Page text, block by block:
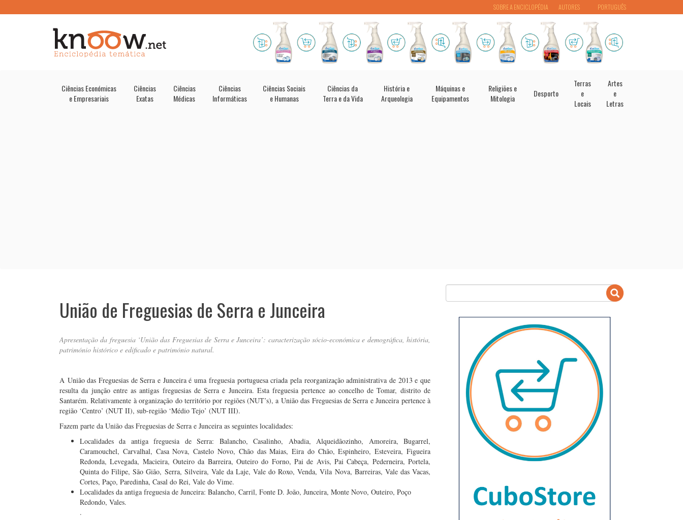
PORTUGUÊS
SOBRE A ENCICLOPÉDIA AUTORES
Ciências Económicas
e Empresariais
Ciências
Exatas
Ciências
Médicas
Ciências
Informáticas
Ciências Sociais
e Humanas
Ciências da
Terra e da Vida
História e
Arqueologia
Máquinas e
Equipamentos
Religiões e
Mitologia
Desporto
Terras
e
Locais
Artes
e
Letras
União de Freguesias de Serra e Junceira
Apresentação da freguesia ‘União das Freguesias de Serra e Junceira’: caracterização sócio-económica e demográfica, história,
património histórico e edificado e património natural.
A União das Freguesias de Serra e Junceiraé uma freguesia portuguesa criada pela reorganização administrativa de 2013 e que
resulta da junção entre as antigas freguesias de Serra e Junceira. Esta freguesia pertence ao concelho de Tomar, distrito de
Santarém. Relativamente à organização do território por regiões (NUT’s), a União das Freguesias de Serra e Junceira pertence à
região ‘Centro’ (NUT II), sub-região ‘Médio Tejo’ (NUT III).
Fazem parte da União das Freguesias de Serra e Junceira as seguintes localidades:
Localidades da antiga freguesia de Serra: Balancho, Casalinho, Abadia, Alqueidãozinho, Amoreira, Bugarrel,
Caramouchel, Carvalhal, Casa Nova, Castelo Novo, Chão das Maias, Eira do Chão, Espinheiro, Esteveira, Figueira
Redonda, Levegada, Macieira, Outeiro da Barreira, Outeiro do Forno, Pai de Avis, Pai Cabeça, Pederneira, Portela,
Quinta do Filipe, São Gião, Serra, Silveira, Vale da Laje, Vale do Roxo, Venda, Vila Nova, Barreiras, Vale das Vacas,
Cortes, Paço, Paredinha, Casal do Rei, Vale do Vime.
Localidades da antiga freguesia de Junceira: Balancho, Carril, Fonte D. João, Junceira, Monte Novo, Outeiro, Poço
Redondo, Vales.
.